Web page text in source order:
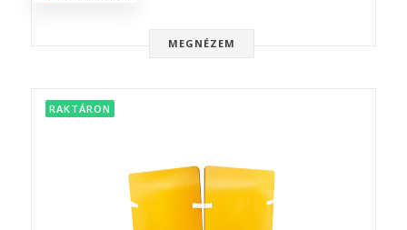
MEGNÉZEM
RAKTÁRON